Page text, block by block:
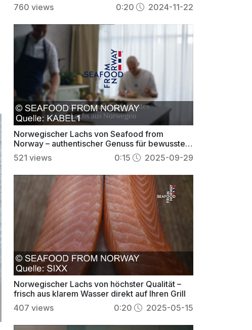
760 views 0:20 2024-11-22
Norwegischer Lachs von Seafood from
Norway – authentischer Genuss für bewusste
Feinschmecker
521 views 0:15 2025-09-29
Norwegischer Lachs von höchster Qualität –
frisch aus klarem Wasser direkt auf Ihren Grill
407 views 0:20 2025-05-15